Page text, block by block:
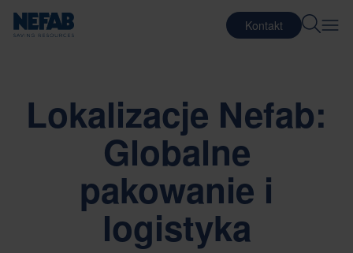
Kontakt
Lokalizacje Nefab:
Globalne
pakowanie i
logistyka